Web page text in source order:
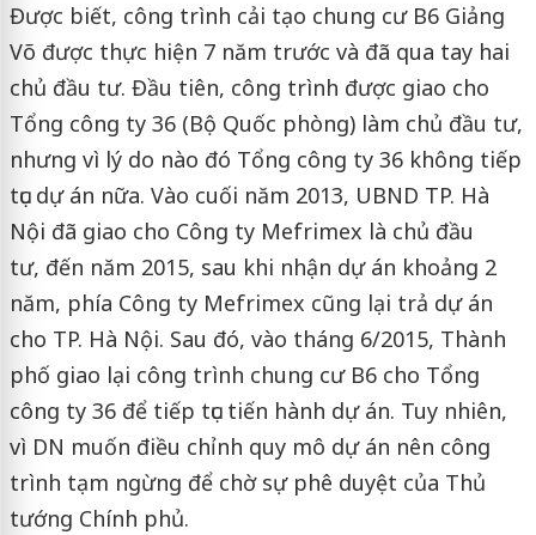
Được biết, công trình cải tạo chung cư B6 Giảng
Võ được thực hiện 7 năm trước và đã qua tay hai
chủ đầu tư. Đầu tiên, công trình được giao cho
Tổng công ty 36 (Bộ Quốc phòng) làm chủ đầu tư,
nhưng vì lý do nào đó Tổng công ty 36 không tiếp
tục dự án nữa. Vào cuối năm 2013, UBND TP. Hà
Nội đã giao cho Công ty Mefrimex là chủ đầu
tư, đến năm 2015, sau khi nhận dự án khoảng 2
năm, phía Công ty Mefrimex cũng lại trả dự án
cho TP. Hà Nội. Sau đó, vào tháng 6/2015, Thành
phố giao lại công trình chung cư B6 cho Tổng
công ty 36 để tiếp tục tiến hành dự án. Tuy nhiên,
vì DN muốn điều chỉnh quy mô dự án nên công
trình tạm ngừng để chờ sự phê duyệt của Thủ
tướng Chính phủ.